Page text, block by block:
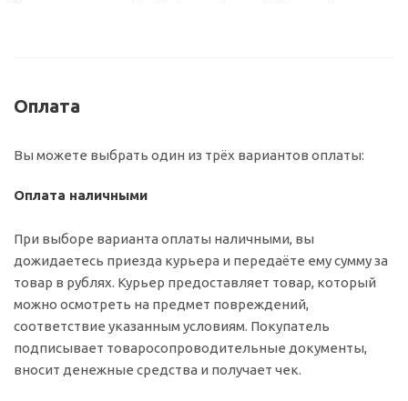
Оплата
Вы можете выбрать один из трёх вариантов оплаты:
Оплата наличными
При выборе варианта оплаты наличными, вы
дожидаетесь приезда курьера и передаёте ему сумму за
товар в рублях. Курьер предоставляет товар, который
можно осмотреть на предмет повреждений,
соответствие указанным условиям. Покупатель
подписывает товаросопроводительные документы,
вносит денежные средства и получает чек.